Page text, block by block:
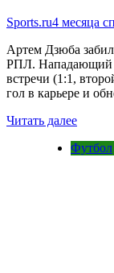
Sports.ru4 месяца
Артем Дзюба
РПЛ. Нападающий
встречи (1:1,
гол в карьере и
Читать далее
Футбол